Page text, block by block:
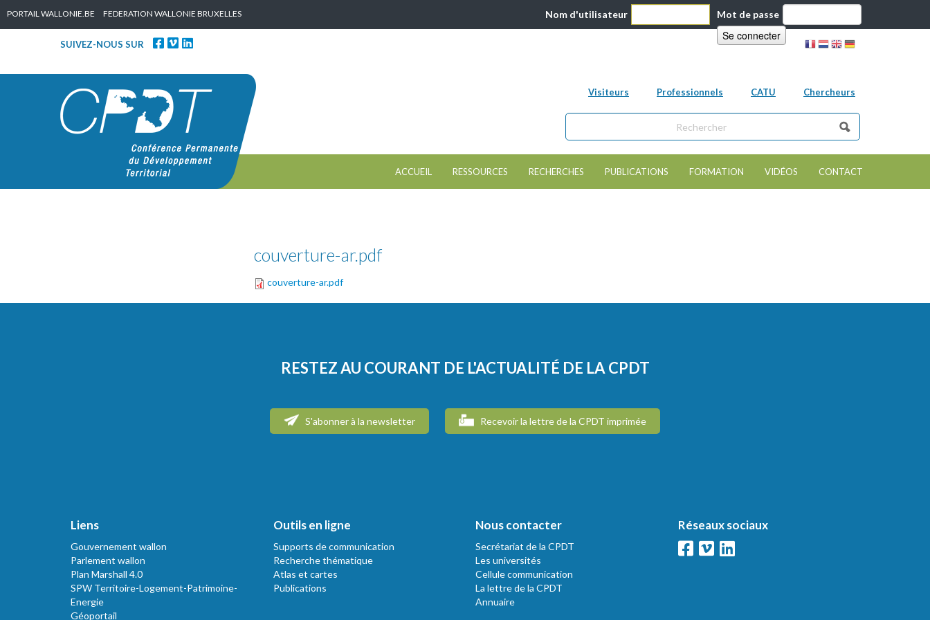
PORTAIL WALLONIE.BE FEDERATION WALLONIE BRUXELLES Nom d'utilisateur Mot de passe
SUIVEZ-NOUS SUR
Visiteurs Professionnels CATU Chercheurs
Formulaire de recherche
Chercher dans ce site
ACCUEIL RESSOURCES RECHERCHES PUBLICATIONS FORMATION VIDÉOS CONTACT
couverture-ar.pdf
couverture-ar.pdf
RESTEZ AU COURANT DE L'ACTUALITÉ DE LA CPDT
S'abonner à la newsletter Recevoir la lettre de la CPDT imprimée
Liens
Gouvernement wallon
Parlement wallon
Plan Marshall 4.0
SPW Territoire-Logement-Patrimoine-
Energie
Géoportail
Outils en ligne
Supports de communication
Recherche thématique
Atlas et cartes
Publications
Nous contacter
Secrétariat de la CPDT
Les universités
Cellule communication
La lettre de la CPDT
Annuaire
Réseaux sociaux